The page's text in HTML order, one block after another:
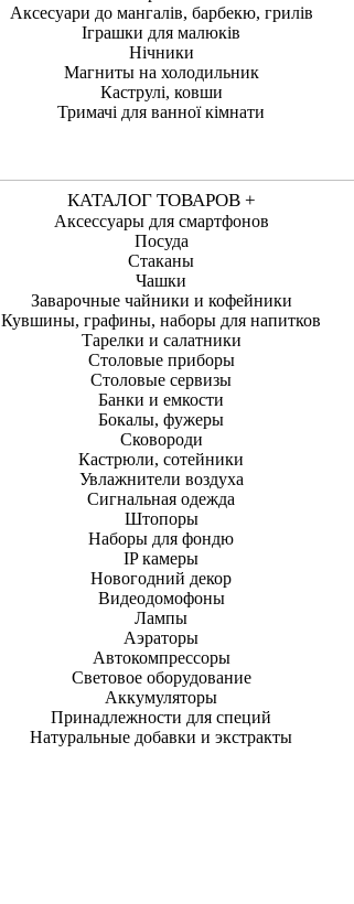
Аксесуари до мангалів, барбекю, грилів
Іграшки для малюків
Нічники
Магниты на холодильник
Каструлі, ковши
Тримачі для ванної кімнати
КАТАЛОГ ТОВАРОВ +
Аксессуары для смартфонов
Посуда
Стаканы
Чашки
Заварочные чайники и кофейники
Кувшины, графины, наборы для напитков
Тарелки и салатники
Столовые приборы
Столовые сервизы
Банки и емкости
Бокалы, фужеры
Сковороди
Кастрюли, сотейники
Увлажнители воздуха
Сигнальная одежда
Штопоры
Наборы для фондю
IP камеры
Новогодний декор
Видеодомофоны
Лампы
Аэраторы
Автокомпрессоры
Световое оборудование
Аккумуляторы
Принадлежности для специй
Натуральные добавки и экстракты